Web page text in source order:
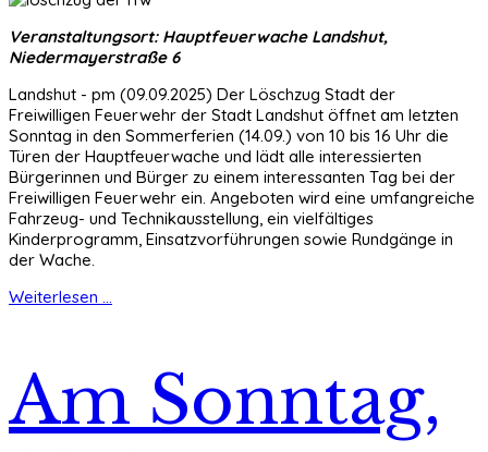
Veranstaltungsort: Hauptfeuerwache Landshut,
Niedermayerstraße 6
Landshut - pm (09.09.2025) Der Löschzug Stadt der
Freiwilligen Feuerwehr der Stadt Landshut öffnet am letzten
Sonntag in den Sommerferien (14.09.) von 10 bis 16 Uhr die
Türen der Hauptfeuerwache und lädt alle interessierten
Bürgerinnen und Bürger zu einem interessanten Tag bei der
Freiwilligen Feuerwehr ein. Angeboten wird eine umfangreiche
Fahrzeug- und Technikausstellung, ein vielfältiges
Kinderprogramm, Einsatzvorführungen sowie Rundgänge in
der Wache.
Weiterlesen ...
Am Sonntag,